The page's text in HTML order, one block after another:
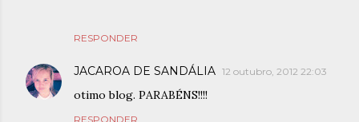
RESPONDER
JACAROA DE SANDÁLIA 12 outubro, 2012 22:03
otimo blog. PARABÉNS!!!!
RESPONDER